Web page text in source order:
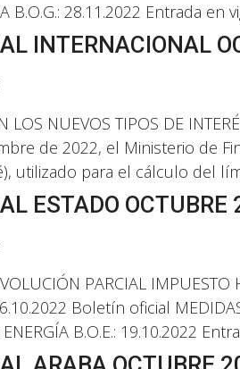
B.O.G.: 28.11.2022 Entrada en
INTERNACIONAL
LOS NUEVOS TIPOS DE
de 2022, el Ministerio de
utilizado para el cálculo del
ESTADO OCTUBRE
PARCIAL
Boletín oficial
B.O.E.: 19.10.2022